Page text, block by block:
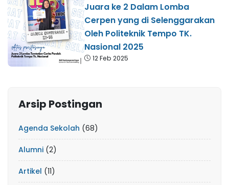
Juara ke 2 Dalam Lomba
Cerpen yang di Selenggarakan
Oleh Politeknik Tempo TK.
Nasional 2025
12 Feb 2025
Arsip Postingan
Agenda Sekolah (68)
Alumni (2)
Artikel (11)